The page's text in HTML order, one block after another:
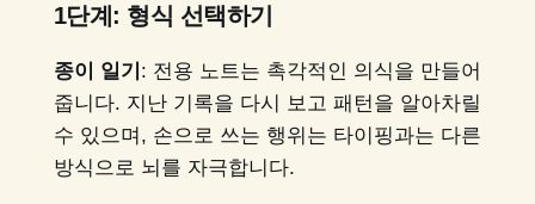
1단계: 형식 선택하기
종이 일기 : 전용 노트는 촉각적인 의식을 만들어
줍니다. 지난 기록을 다시 보고 패턴을 알아차릴
수 있으며, 손으로 쓰는 행위는 타이핑과는 다른
방식으로 뇌를 자극합니다.